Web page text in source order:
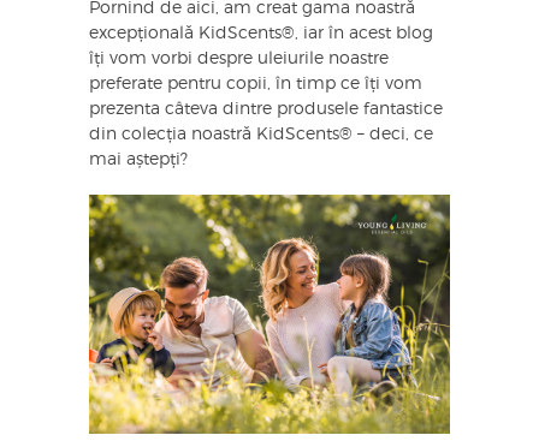
Pornind de aici, am creat gama noastră
excepțională KidScents®, iar în acest blog
îți vom vorbi despre uleiurile noastre
preferate pentru copii, în timp ce îți vom
prezenta câteva dintre produsele fantastice
din colecția noastră KidScents® – deci, ce
mai aștepți?